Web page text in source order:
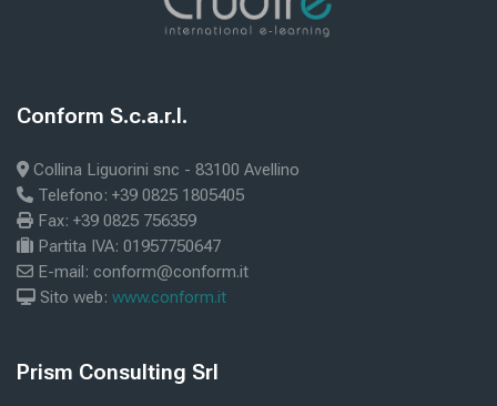
Blocos
Ignorar Conform S.c.a.r.l.
Conform S.c.a.r.l.
Collina Liguorini snc - 83100 Avellino
Telefono: +39 0825 1805405
Fax: +39 0825 756359
Partita IVA: 01957750647
E-mail: conform@conform.it
Sito web: www.conform.it
Blocos
Ignorar Prism Consulting Srl
Prism Consulting Srl